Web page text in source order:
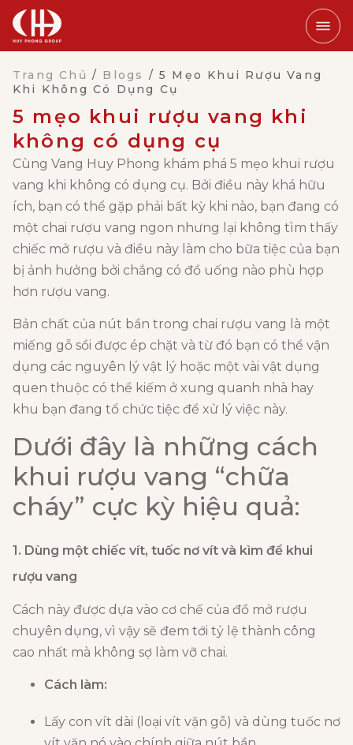
Trang Chủ / Blogs /5 Mẹo Khui Rượu Vang
Khi Không Có Dụng Cụ
5 mẹo khui rượu vang khi
không có dụng cụ
Cùng Vang Huy Phong khám phá 5 mẹo khui rượu
vang khi không có dụng cụ. Bởi điều này khá hữu
ích, bạn có thể gặp phải bất kỳ khi nào, bạn đang có
một chai rượu vang ngon nhưng lại không tìm thấy
chiếc mở rượu và điều này làm cho bữa tiệc của bạn
bị ảnh hưởng bởi chẳng có đồ uống nào phù hợp
hơn rượu vang.
Bản chất của nút bần trong chai rượu vang là một
miếng gỗ sồi được ép chặt và từ đó bạn có thể vận
dụng các nguyên lý vật lý hoặc một vài vật dụng
quen thuộc có thể kiếm ở xung quanh nhà hay
khu bạn đang tổ chức tiệc để xử lý việc này.
Dưới đây là những cách
khui rượu vang “chữa
cháy” cực kỳ hiệu quả:
1. Dùng một chiếc vít, tuốc nơ vít và kìm để khui
rượu vang
Cách này được dựa vào cơ chế của đồ mở rượu
chuyên dụng, vì vậy sẽ đem tới tỷ lệ thành công
cao nhất mà không sợ làm vỡ chai.
Cách làm:
Lấy con vít dài (loại vít vặn gỗ) và dùng tuốc nơ